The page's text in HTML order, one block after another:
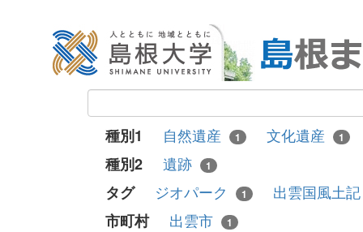
種別1 自然遺産 1 文化遺産 1
種別2 遺跡 1
タグ ジオパーク 1
出雲国風土
市町村
出雲市 1